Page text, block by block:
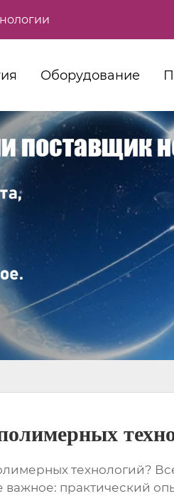
Оборудование
технологий?
важное: практический